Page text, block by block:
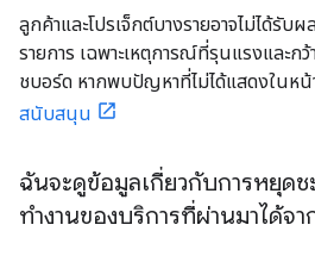
ลูกค้าและโปรเจ็กต์บางรายอาจไม่ได้รับ
รายการ เฉพาะเหตุการณ์ที่รุนแรงและก
ชบอร์ด หากพบปัญหาที่ไม่ได้แสดงในหน้
สนับสนุน
ฉันจะดูข้อมูลเกี่ยวกับการหยุดช
ทำงานของบริการที่ผ่านมาได้จา